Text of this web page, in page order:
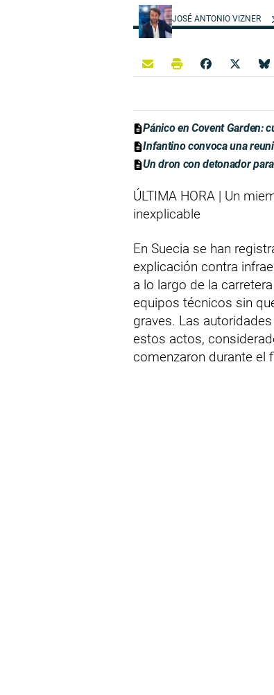
JOSÉ ANTONIO VIZNER
Pánico en Covent Garden:
Infantino convoca una
Un dron con detonador
ÚLTIMA HORA | Un
inexplicable
En Suecia se han
explicación contra
a lo largo de la
equipos técnicos sin
graves. Las
estos actos,
comenzaron durante el